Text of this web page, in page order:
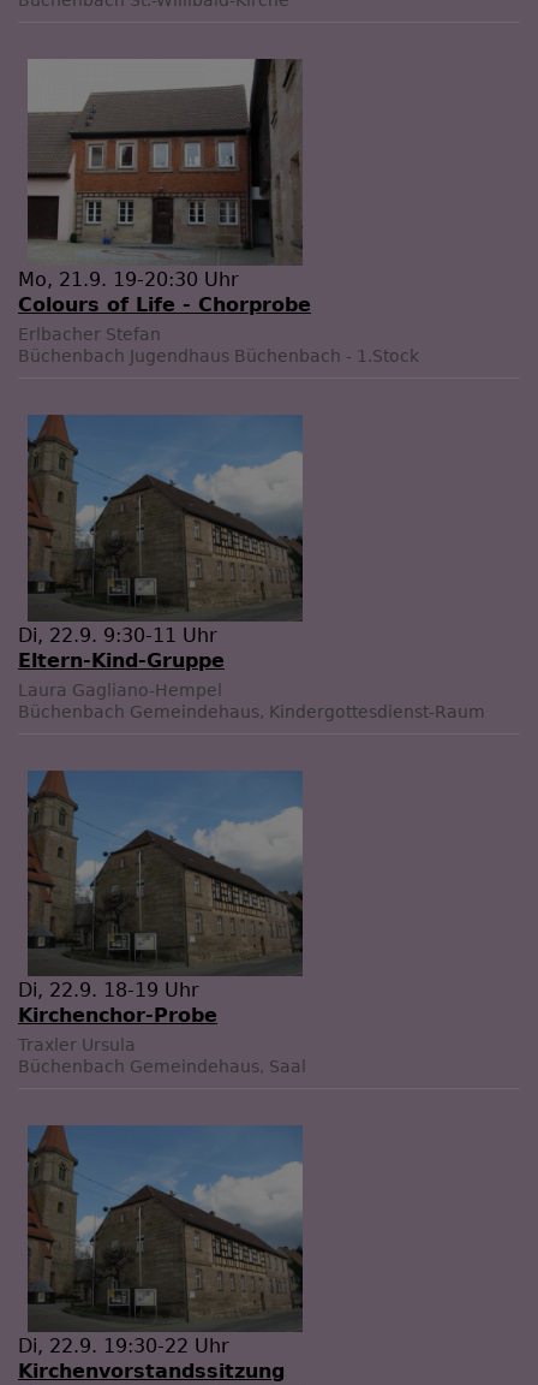
Mo, 21.9. 19-20:30 Uhr
Colours of Life - Chorprobe
Erlbacher Stefan
Büchenbach Jugendhaus Büchenbach - 1.Stock
Di, 22.9. 9:30-11 Uhr
Eltern-Kind-Gruppe
Laura Gagliano-Hempel
Büchenbach Gemeindehaus, Kindergottesdienst-Raum
Di, 22.9. 18-19 Uhr
Kirchenchor-Probe
Traxler Ursula
Büchenbach Gemeindehaus, Saal
Di, 22.9. 19:30-22 Uhr
Kirchenvorstandssitzung